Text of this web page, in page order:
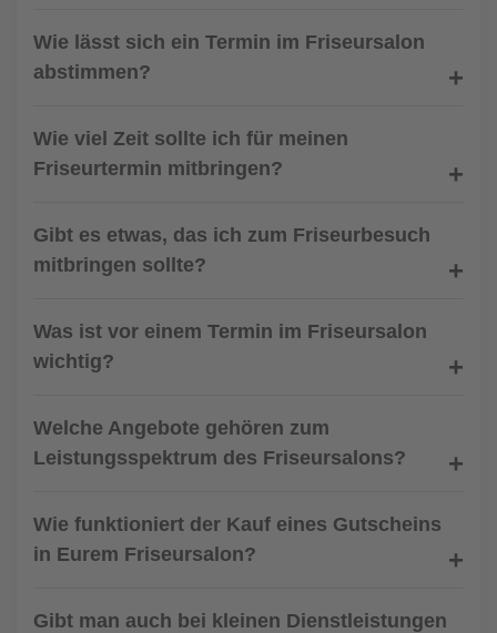
Wie lässt sich ein Termin im Friseursalon
abstimmen?
Wie viel Zeit sollte ich für meinen
Friseurtermin mitbringen?
Gibt es etwas, das ich zum Friseurbesuch
mitbringen sollte?
Was ist vor einem Termin im Friseursalon
wichtig?
Welche Angebote gehören zum
Leistungsspektrum des Friseursalons?
Wie funktioniert der Kauf eines Gutscheins
in Eurem Friseursalon?
Gibt man auch bei kleinen Dienstleistungen